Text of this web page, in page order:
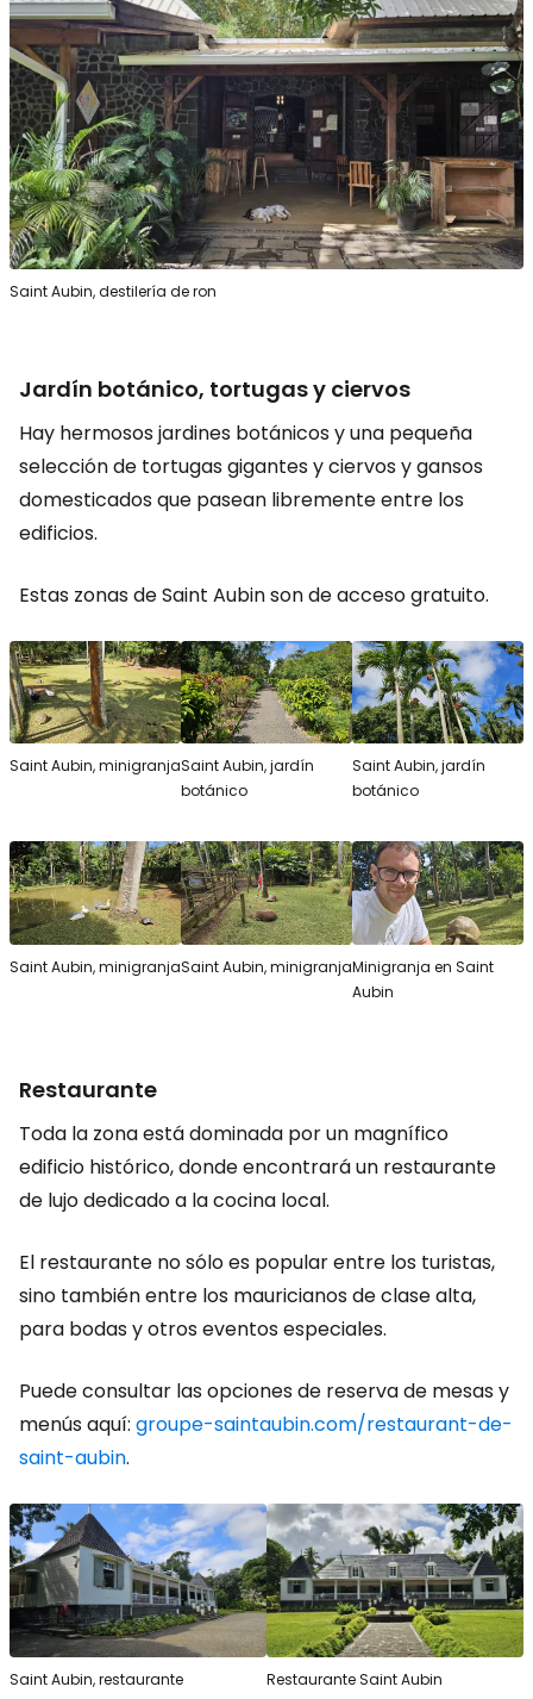
Saint Aubin, destilería de ron
Jardín botánico, tortugas y ciervos
Hay hermosos jardines botánicos y una pequeña
selección de tortugas gigantes y ciervos y gansos
domesticados que pasean libremente entre los
edificios.
Estas zonas de Saint Aubin son de acceso gratuito.
Saint Aubin, minigranjaSaint Aubin, jardín
botánico
Saint Aubin, jardín
botánico
Saint Aubin, minigranjaSaint Aubin, minigranjaMinigranja en Saint
Aubin
Restaurante
Toda la zona está dominada por un magnífico
edificio histórico, donde encontrará un restaurante
de lujo dedicado a la cocina local.
El restaurante no sólo es popular entre los turistas,
sino también entre los mauricianos de clase alta,
para bodas y otros eventos especiales.
Puede consultar las opciones de reserva de mesas y
menús aquí: groupe-saintaubin.com/restaurant-de-
saint-aubin.
Saint Aubin, restaurante Restaurante Saint Aubin